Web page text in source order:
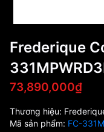
Frederique
73,890,000₫
Thương hiệu:
Mã sản phẩm: FC-